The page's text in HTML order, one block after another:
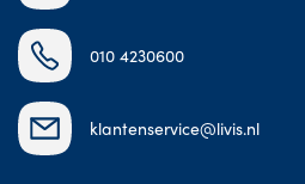
010 4230600
klantenservice@livis.nl